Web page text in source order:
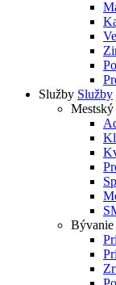
Služby Služby
Mestský
Bývanie